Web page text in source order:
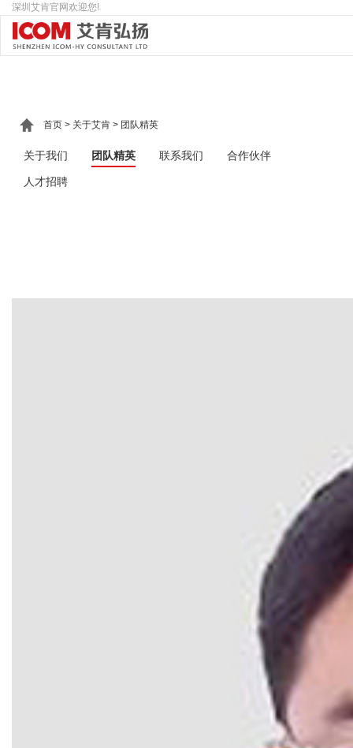
深圳艾肯官网欢迎您!
首页 > 关于艾肯 > 团队精英
关于我们 团队精英 联系我们 合作伙伴
人才招聘